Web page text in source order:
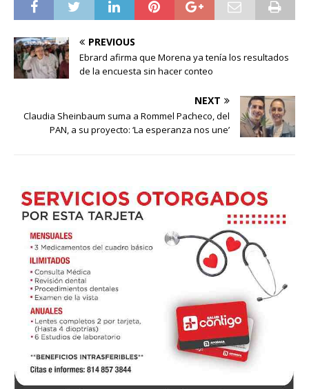
PREVIOUS
Ebrard afirma que Morena ya tenía los resultados
de la encuesta sin hacer conteo
NEXT
Claudia Sheinbaum suma a Rommel Pacheco, del
PAN, a su proyecto: ‘La esperanza nos une’